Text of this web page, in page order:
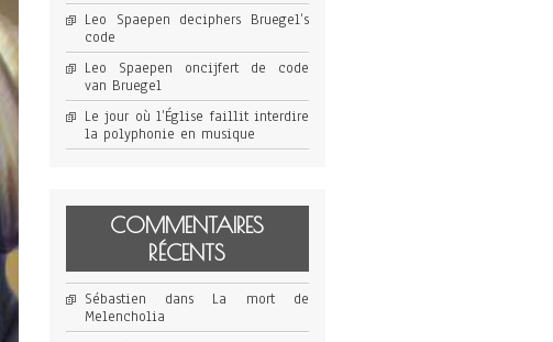
Leo Spaepen deciphers Bruegel’s
code
Leo Spaepen oncijfert de code
van Bruegel
Le jour où l’Église faillit interdire
la polyphonie en musique
COMMENTAIRES
RÉCENTS
Sébastien dans La mort de
Melencholia